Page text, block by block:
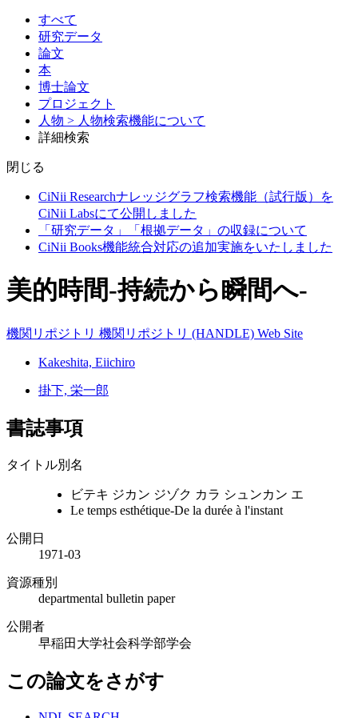
すべて
研究データ
論文
本
博士論文
プロジェクト
人物 > 人物検索機能について
詳細検索
閉じる
CiNii Researchナレッジグラフ検索機能（試行版）を
CiNii Labsにて公開しました
「研究データ」「根拠データ」の収録について
CiNii Books機能統合対応の追加実施をいたしました
美的時間-持続から瞬間へ-
機関リポジトリ 機関リポジトリ (HANDLE) Web Site
Kakeshita, Eiichiro
掛下, 栄一郎
書誌事項
タイトル別名
ビテキ ジカン ジゾク カラ シュンカン エ
Le temps esthétique-De la durée à l'instant
公開日
1971-03
資源種別
departmental bulletin paper
公開者
早稲田大学社会科学部学会
この論文をさがす